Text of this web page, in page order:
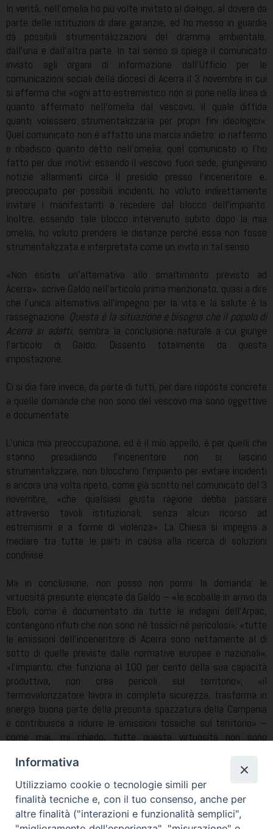
In verità, nell’omelia ho più volte invitato al dialogo, al dovere da
parte delle istituzioni di dare garanzie, ed ho messo in guardia
da possibili strumentalizzazioni del dramma ambientale,
dall’una e dall’altra parte. In tal senso si spiega il comunicato
inviato agli organi di informazione dall’Ufficio per le
comunicazioni sociali della diocesi di Acerra il 3 novembre in cui
si afferma che «ogni atto estremistico non si pone nella linea di
quanto affermato nell’omelia dal vescovo, il quale diffida
quanti volessero strumentalizzarla per propri fini ideologici».
Quel comunicato non è affatto una marcia indietro: io riaffermo
e ribadisco quanto detto nell’omelia; quel comunicato io l’ho
fatto per due motivi: essendo il vescovo fuori sede, giungevano
notizie allarmanti circa il presidio presso l’inceneritore e,
preoccupato per possibili incidenti, ho voluto indirettamente
invitare i manifestanti a recedere dal blocco dell’impianto.
Inoltre, essendo tale blocco intervenuto subito dopo la mia
omelia, ho voluto prendere le distanze perché essa non fosse
strumentalizzata e interpretata come un invito in tal senso.
«Non esiste un’alternativa allo smaltimento previsto ad
Acerra», scrive Galdo nell’articolo prima menzionato, quasi a dire
che l’unica alternativa all’impegno per la vita e la salute è la
rassegnazione: Questa è la situazione e bisogna che il popolo di
Acerra si adatti, sembra la conclusione naturale a cui giunge
l’articolo di Galdo. Dissento totalmente da questa
impostazione.
Ci si dia fare invece, da parte di tutti, per dare risposte concrete
a quelle domande che non sono del vescovo ma sono oggettive
e documentate.
L’unica mia preoccupazione, ed è il mio appello, è per quelli che
stanno presidiando l’inceneritore: non si lascino
strumentalizzare, non blocchino l’impianto per evitare incidenti
e ancora una volta ripeto, come già scritto nel comunicato del 3
novembre, «che qualsiasi giusta ragione debba passare
attraverso tavoli istituzionali, senza alcun ricorso ad
estremismi e a forme di violenza». La Chiesa si impegna a
mediare tra tutte le parti in causa alla ricerca di soluzioni
condivise.
Ma in conclusione, non posso non pormi la domanda: le
virtuosità presunte elencate da Galdo – «le ecoballe in arrivo da
Eboli, come è documentato da tutte le indagini dell’Arpac,
contengono rifiuti che non sono né tossici né pericolosi»; «tutte
le emissioni dell’inceneritore di Acerra sono nettamente al di
sotto di quelle previste dalle normative europee e nazionali»;
«l’impianto, che funziona al 100 per cento della sua capacità
produttiva, non crea pericoli sul territorio»; «il
termovalorizzatore lavora in completa sicurezza, trasforma in
energia buona parte della presunta spazzatura della Campania
e contribuisce a ridurre le emissioni tossiche sul territorio» –
come mai, mi chiedo, tutte queste virtuosità non sono
Cordialmente,
Antonio Di Donna
Vescovo di Acerra
Informativa
Utilizziamo cookie o tecnologie simili per
finalità tecniche e, con il tuo consenso, anche per
altre finalità ("interazioni e funzionalità semplici",